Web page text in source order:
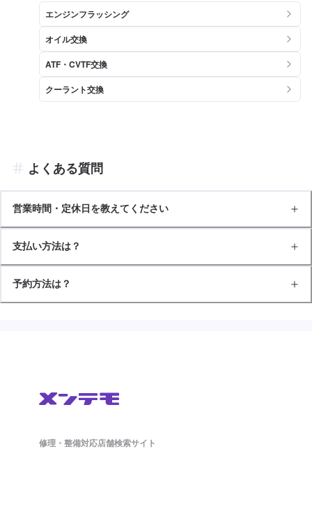
エンジンフラッシング
オイル交換
ATF・CVTF交換
クーラント交換
よくある質問
営業時間・定休日を教えてください
支払い方法は？
予約方法は？
修理・整備対応店舗検索サイト